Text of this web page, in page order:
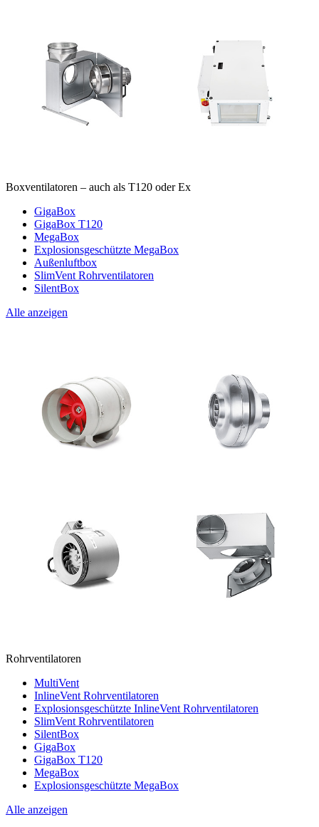
Boxventilatoren – auch als T120 oder Ex
GigaBox
GigaBox T120
MegaBox
Explosionsgeschützte MegaBox
Außenluftbox
SlimVent Rohrventilatoren
SilentBox
Alle anzeigen
Rohrventilatoren
MultiVent
InlineVent Rohrventilatoren
Explosionsgeschützte InlineVent Rohrventilatoren
SlimVent Rohrventilatoren
SilentBox
GigaBox
GigaBox T120
MegaBox
Explosionsgeschützte MegaBox
Alle anzeigen